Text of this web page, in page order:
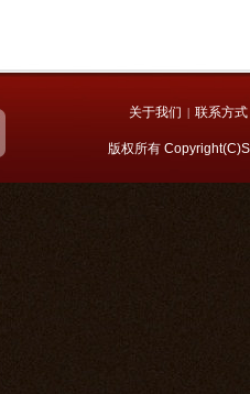
关于我们 | 联系方式
版权所有